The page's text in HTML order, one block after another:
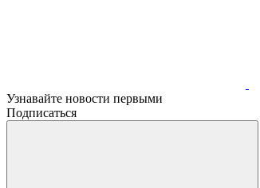
Узнавайте новости первыми
Подписаться